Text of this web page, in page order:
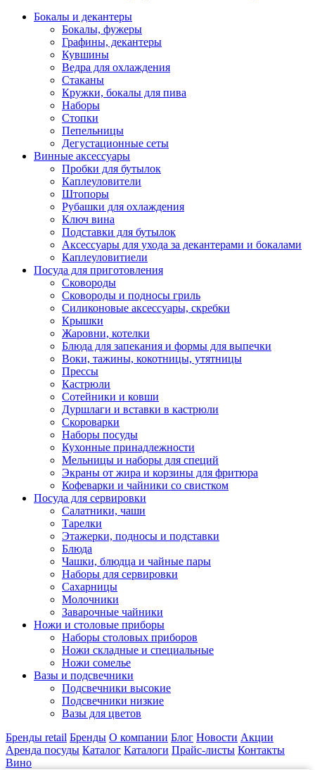
Бокалы и декантеры
Бокалы, фужеры
Графины, декантеры
Кувшины
Ведра для охлаждения
Стаканы
Кружки, бокалы для пива
Наборы
Стопки
Пепельницы
Дегустационные сеты
Винные аксессуары
Пробки для бутылок
Каплеуловители
Штопоры
Рубашки для охлаждения
Ключ вина
Подставки для бутылок
Аксессуары для ухода за декантерами и бокалами
Каплеуловитиели
Посуда для приготовления
Сковороды
Сковороды и подносы гриль
Силиконовые аксессуары, скребки
Крышки
Жаровни, котелки
Блюда для запекания и формы для выпечки
Воки, тажины, кокотницы, утятницы
Прессы
Кастрюли
Сотейники и ковши
Дуршлаги и вставки в кастрюли
Скороварки
Наборы посуды
Кухонные принадлежности
Мельницы и наборы для специй
Экраны от жира и корзины для фритюра
Кофеварки и чайники со свистком
Посуда для сервировки
Салатники, чаши
Тарелки
Этажерки, подносы и подставки
Блюда
Чашки, блюдца и чайные пары
Наборы для сервировки
Сахарницы
Молочники
Заварочные чайники
Ножи и столовые приборы
Наборы столовых приборов
Ножи складные и специальные
Ножи сомелье
Вазы и подсвечники
Подсвечники высокие
Подсвечники низкие
Вазы для цветов
Бренды retail Бренды О компании Блог Новости Акции
Аренда посуды Каталог Каталоги Прайс-листы Контакты
Вино